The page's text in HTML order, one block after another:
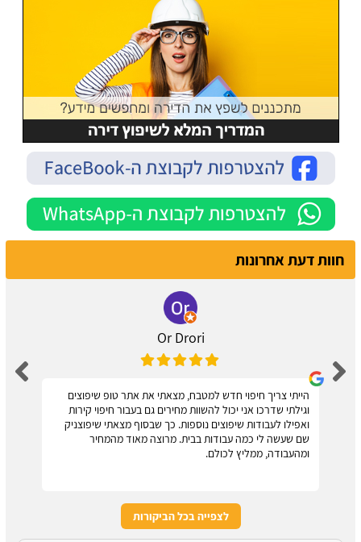
חוות דעת אחרונות
Or Drori
הייתי צריך חיפוי חדש למטבח, מצאתי את אתר טופ שיפוצים
וגילתי שדרכו אני יכול להשוות מחירים גם בעבור חיפוי קירות
ואפילו לעבודות שיפוצים נוספות. כך שבסוף מצאתי שיפוצניק
שם שעשה לי כמה עבודות בבית. מרוצה מאוד מהמחיר
ומהעבודה, ממליץ לכולם.
לצפייה בכל הביקורות